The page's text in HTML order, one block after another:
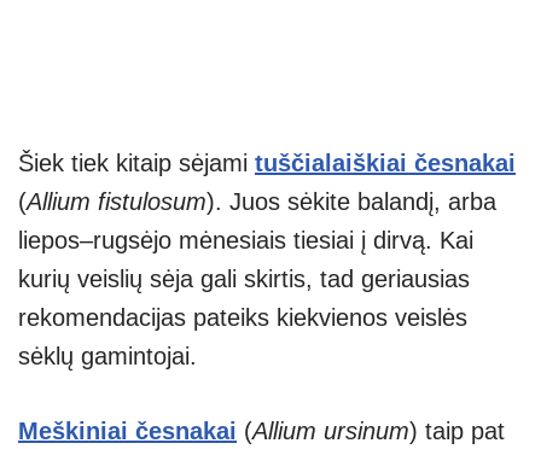
Šiek tiek kitaip sėjami tuščialaiškiai česnakai
(Allium fistulosum). Juos sėkite balandį, arba
liepos–rugsėjo mėnesiais tiesiai į dirvą. Kai
kurių veislių sėja gali skirtis, tad geriausias
rekomendacijas pateiks kiekvienos veislės
sėklų gamintojai.
Meškiniai česnakai (Allium ursinum) taip pat